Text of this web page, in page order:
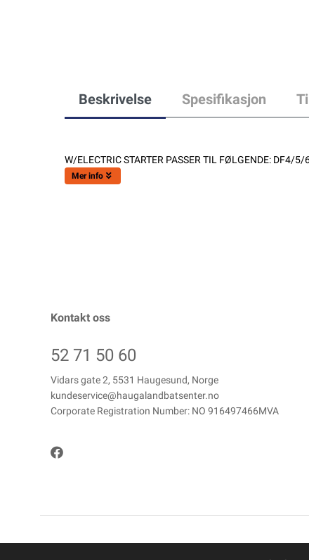
Beskrivelse Spesifikasjon
W/ELECTRIC STARTER PASSER TIL FØLGENDE:
Mer info
Kontakt oss
52 71 50 60
Vidars gate 2, 5531 Haugesund, Norge
kundeservice@haugalandbatsenter.no
Corporate Registration Number: NO 916497466MVA